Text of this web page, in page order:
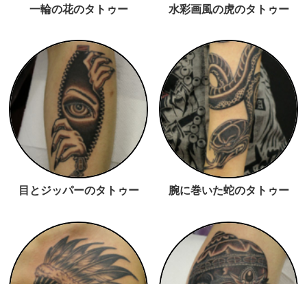
一輪の花のタトゥー 水彩画風の虎のタトゥー
目とジッパーのタトゥー 腕に巻いた蛇のタトゥー